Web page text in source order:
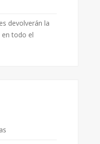
devolverán la
en todo el